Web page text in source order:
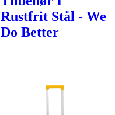
Rustfrit Stål - We
Do Better